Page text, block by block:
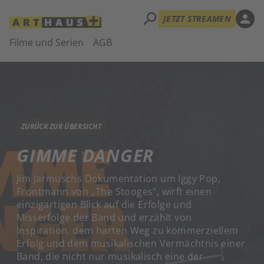
Filme und Serien AGB
search JETZT STREAMEN person
ZURÜCK ZUR ÜBERSICHT
GIMME DANGER
Jim Jarmuschs Dokumentation um Iggy Pop,
Frontmann von „The Stooges“, wirft einen
einzigartigen Blick auf die Erfolge und
Misserfolge der Band und erzählt von
Inspiration, dem harten Weg zu kommerziellem
Erfolg und dem musikalischen Vermächtnis einer
Band, die nicht nur musikalisch eine der